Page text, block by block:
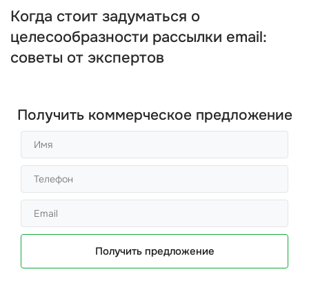
Когда стоит задуматься о
целесообразности рассылки email:
советы от экспертов
Получить коммерческое предложение
Получить предложение